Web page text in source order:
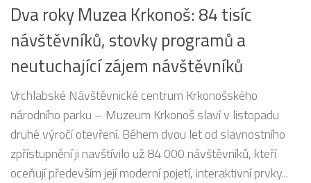
Dva roky Muzea Krkonoš: 84 tisíc
návštěvníků, stovky programů a
neutuchající zájem návštěvníků
Vrchlabské Návštěvnické centrum Krkonošského
národního parku – Muzeum Krkonoš slaví v listopadu
druhé výročí otevření. Během dvou let od slavnostního
zpřístupnění ji navštívilo už 84 000 návštěvníků, kteří
oceňují především její moderní pojetí, interaktivní prvky...